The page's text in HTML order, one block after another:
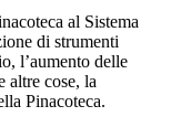
al Sistema
di strumenti
l’aumento delle
altre cose, la
Pinacoteca.